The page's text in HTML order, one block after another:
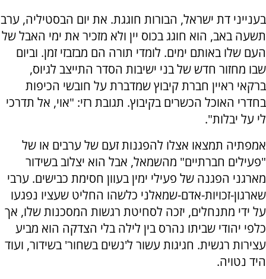
בענייני דת ישראל, הבורות חוגגת. את יום הבסטיליה, ערב
תשעה באב, הוא חוגג בכוס יין ולא מזכיר את ימי האבל של
העם שלו באותם ימים. לומדי תורה הם מבזבזי זמן. וביום
שבו מחזור חדש של בני ישיבות הסדר התייצב לגיוס,
ברקאי ראיין חברת קיבוץ שמדברת על חובשי הכיפות
בחדרי האוכל הכשרים בקיבוץ. תגובת רזי: "אוי, אל תדרכי
לי על יבלות".
אמפתיה תמצאו אצלו להפגנות זעם של ערבים או של
"פעילים חברתיים" מהשמאל, אבל הוא יצלוב בשידור
מארגני הפגנה של פעילי ימין בעוון חסימת כבישים. ערבי
שארגון-זכויות-אדם-שמאלני כלשהו החליט שעציו נפגעו
על ידי מתנחלים, יזכה לסחיטת רגשות המסכנות שלו, אך
כלפי יהודי שביתו נהרס בין לילה בלי הצדקה הוא מביע
עצירות רגשית. חגיגות עשור ל'נשים בשחור' בשידור, ועוד
היד נטויה.